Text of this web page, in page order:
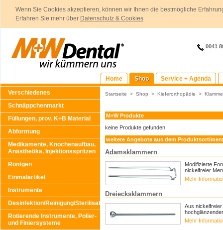
Wenn Sie Cookies akzeptieren, können wir Ihnen die bestmögliche
Erfahren Sie mehr über Datenschutz & Cookies
0041
Home Shop
Service + Agenda
Verschiedenes
Schnäppchenmarkt
Füllungen, prov. K+B Material
Abformung
Medikamente, Knochenaufbau,
Anästhetika, Injektionsspritzen
Röntgen
Einmalartikel
Instrumente
Desinfektion/Reinigung/Sterilisation
Rotierende Instrumente, Polier-
und Finiersysteme
Startseite > Shop > Kieferorthopädie >
M+W Produkte
keine Produkte gefunden
weitere Angebote aus dem
Adamsklammern
Modifizierte
nickelfreier
Mehr
Dreiecksklammern
Aus
Mehr